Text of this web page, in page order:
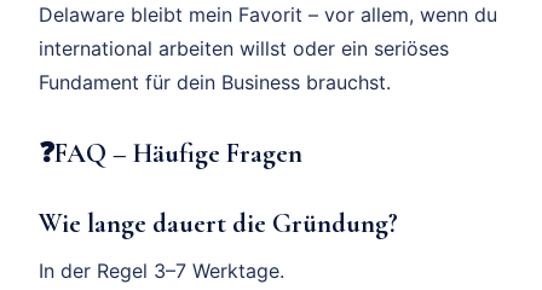
Delaware bleibt mein Favorit – vor allem, wenn du
international arbeiten willst oder ein seriöses
Fundament für dein Business brauchst.
❓FAQ – Häufige Fragen
Wie lange dauert die Gründung?
In der Regel 3–7 Werktage.